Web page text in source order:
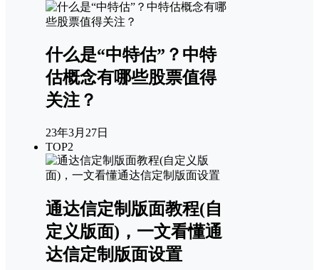
什么是“中特估”？中特
估概念有哪些股票值得
关注？
23年3月27日
TOP2
通达信定制版面教程(自
定义版面)，一文看懂通
达信定制版面设置